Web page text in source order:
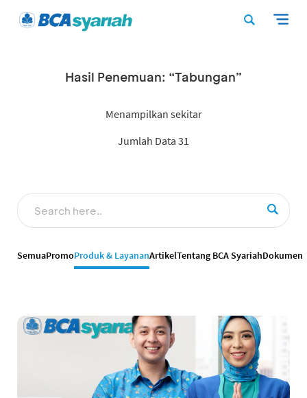
Hasil Penemuan: “Tabungan”
Menampilkan sekitar
Jumlah Data 31
SemuaPromoProduk & LayananArtikelTentang BCA SyariahDokumen